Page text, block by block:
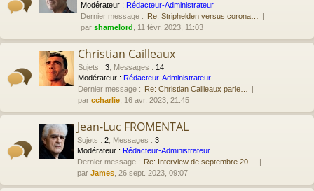
Modérateur : Rédacteur-Administrateur
Dernier message : Re: Striphelden versus corona…
par shamelord , 11 févr. 2023, 11:03
Christian Cailleaux
Sujets : 3 Messages : 14
Modérateur : Rédacteur-Administrateur
Dernier message : Re: Christian Cailleaux parle…
par ccharlie , 16 avr. 2023, 21:45
Jean-Luc FROMENTAL
Sujets : 2 Messages : 3
Modérateur : Rédacteur-Administrateur
Dernier message : Re: Interview de septembre 20…
par James , 26 sept. 2023, 09:07